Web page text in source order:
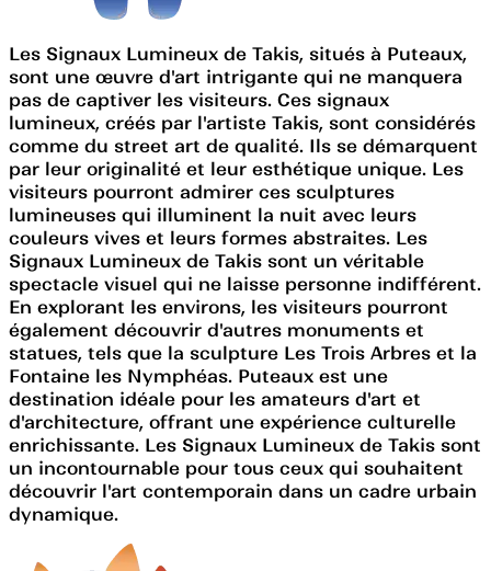
Les Signaux Lumineux de Takis, situés à Puteaux,
sont une œuvre d'art intrigante qui ne manquera
pas de captiver les visiteurs. Ces signaux
lumineux, créés par l'artiste Takis, sont considérés
comme du street art de qualité. Ils se démarquent
par leur originalité et leur esthétique unique. Les
visiteurs pourront admirer ces sculptures
lumineuses qui illuminent la nuit avec leurs
couleurs vives et leurs formes abstraites. Les
Signaux Lumineux de Takis sont un véritable
spectacle visuel qui ne laisse personne indifférent.
En explorant les environs, les visiteurs pourront
également découvrir d'autres monuments et
statues, tels que la sculpture Les Trois Arbres et la
Fontaine les Nymphéas. Puteaux est une
destination idéale pour les amateurs d'art et
d'architecture, offrant une expérience culturelle
enrichissante. Les Signaux Lumineux de Takis sont
un incontournable pour tous ceux qui souhaitent
découvrir l'art contemporain dans un cadre urbain
dynamique.